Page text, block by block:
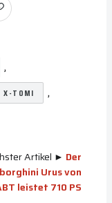
,
X-TOMI ,
Artikel ► Der
Urus von
leistet 710 PS